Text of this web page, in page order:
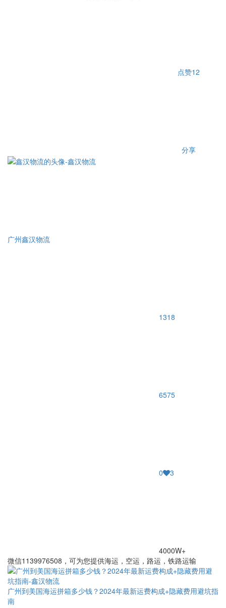
点赞12
分享
广州鑫汉物流
1318
6575
0 3
4000W+
微信1139976508，可为您提供海运，空运，路运，铁路运输
广州到美国海运拼箱多少钱？2024年最新运费构成+隐藏费用避坑指
南